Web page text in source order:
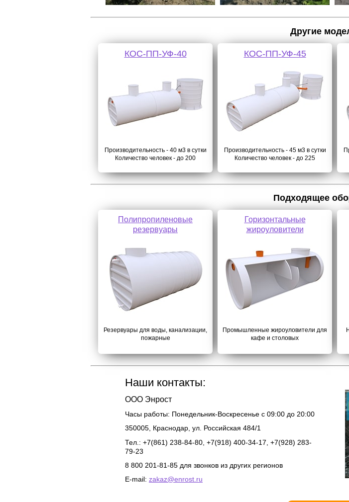
Другие
КОС-ПП-УФ-40
Производительность - 40 м3 в сутки
Количество человек - до 200
КОС-ПП-УФ-45
Производительность - 45 м3 в сутки
Количество человек - до 225
Подходящее
Полипропиленовые
резервуары
Резервуары для воды, канализации,
пожарные
Горизонтальные
жироуловители
Промышленные жироуловители для
кафе и столовых
Наши контакты:
ООО Энрост
Часы работы: Понедельник-Воскресенье с 09:00 до 20:00
350005, Краснодар, ул. Российская 484/1
Тел.: +7(861) 238-84-80, +7(918) 400-34-17, +7(928) 283-
79-23
8 800 201-81-85 для звонков из других регионов
E-mail: zakaz@enrost.ru